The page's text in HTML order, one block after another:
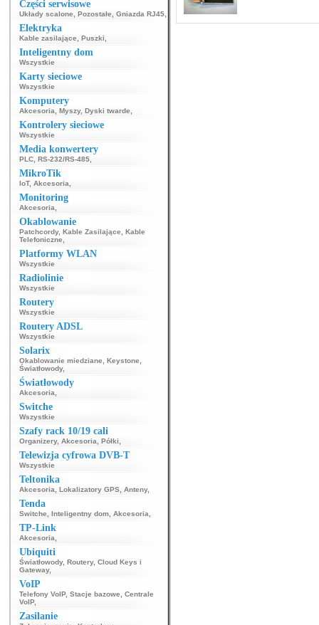
Części serwisowe
Układy scalone Pozostałe Gniazda RJ45
Elektryka
Kable zasilające Puszki
Inteligentny dom
Wszystkie
Karty sieciowe
Wszystkie
Komputery
Akcesoria Myszy, Dyski twarde
Kontrolery sieciowe
Wszystkie
Media konwertery
PLC RS-232/RS-485
MikroTik
IoT, Akcesoria
Monitoring
Akcesoria
Okablowanie
Patchcordy, Kable Zasilające
Kable
Telefoniczne
Platformy WLAN
Wszystkie
Radiolinie
Wszystkie
Routery
Wszystkie
Routery ADSL
Wszystkie
Solarix
Okablowanie miedziane Keystone
Światłowody,
Światłowody
Akcesoria
Switche
Wszystkie
Szafy rack 10/19 cali
Organizery, Akcesoria Półki
Telewizja cyfrowa DVB-T
Wszystkie
Teltonika
Akcesoria Lokalizatory GPS Anteny,
Tenda
Switche Inteligentny dom Akcesoria
TP-Link
Akcesoria
Ubiquiti
Światłowody, Routery, Cloud Keys i
Gateway,
VoIP
Telefony VoIP, Stacje bazowe
Centrale
VoIP,
Zasilanie